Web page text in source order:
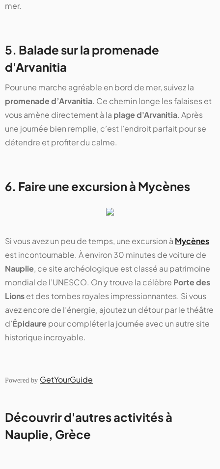
mer.
5. Balade sur la promenade
d'Arvanitia
Pour une marche agréable en bord de mer, suivez la
promenade d’Arvanitia. Ce chemin longe les falaises et
vous amène directement à la plage d'Arvanitia. Après
une journée bien remplie, c’est l’endroit parfait pour se
détendre et profiter du calme.
6. Faire une excursion à Mycènes
Si vous avez un peu de temps, une excursion à Mycènes
est incontournable. À environ 30 minutes de voiture de
Nauplie, ce site archéologique est classé au patrimoine
mondial de l’UNESCO. On y trouve la célèbre Porte des
Lionset des tombes royales impressionnantes. Si vous
avez encore de l’énergie, ajoutez un détour par le théâtre
d’Épidaurepour compléter la journée avec un autre site
historique incroyable.
Powered by GetYourGuide
Découvrir d'autres activités à
Nauplie, Grèce